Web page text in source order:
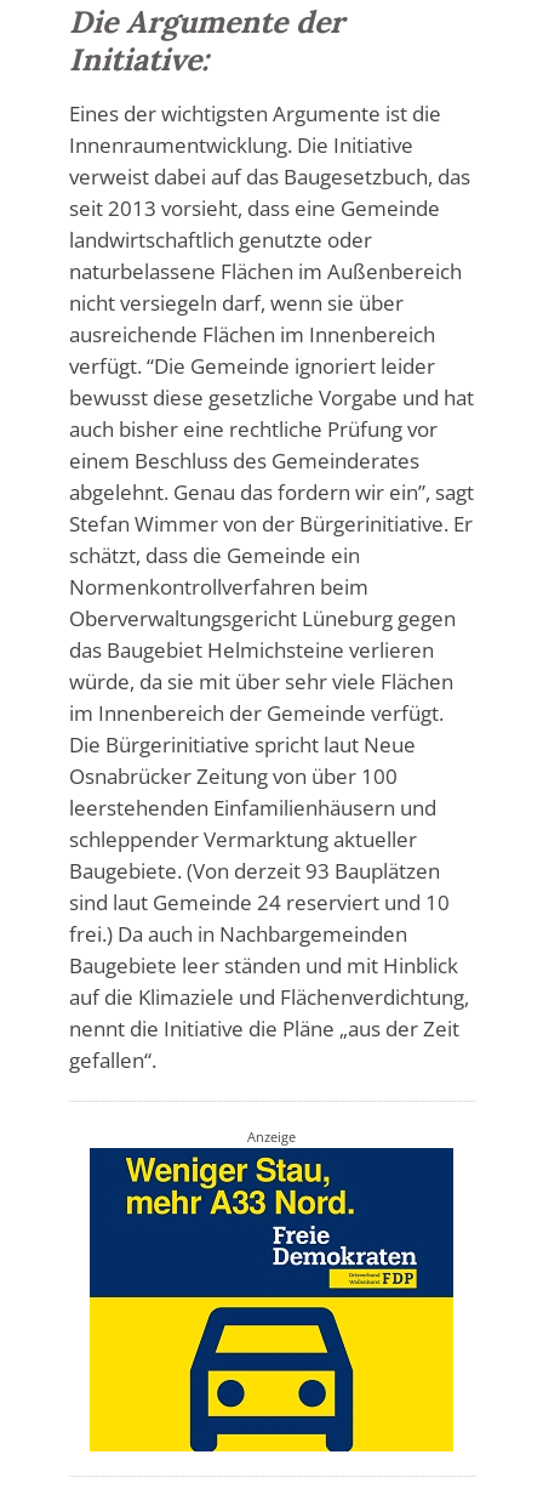
Die Argumente der
Initiative:
Eines der wichtigsten Argumente ist die
Innenraumentwicklung. Die Initiative
verweist dabei auf das Baugesetzbuch, das
seit 2013 vorsieht, dass eine Gemeinde
landwirtschaftlich genutzte oder
naturbelassene Flächen im Außenbereich
nicht versiegeln darf, wenn sie über
ausreichende Flächen im Innenbereich
verfügt. “Die Gemeinde ignoriert leider
bewusst diese gesetzliche Vorgabe und hat
auch bisher eine rechtliche Prüfung vor
einem Beschluss des Gemeinderates
abgelehnt. Genau das fordern wir ein”, sagt
Stefan Wimmer von der Bürgerinitiative. Er
schätzt, dass die Gemeinde ein
Normenkontrollverfahren beim
Oberverwaltungsgericht Lüneburg gegen
das Baugebiet Helmichsteine verlieren
würde, da sie mit über sehr viele Flächen
im Innenbereich der Gemeinde verfügt.
Die Bürgerinitiative spricht laut Neue
Osnabrücker Zeitung von über 100
leerstehenden Einfamilienhäusern und
schleppender Vermarktung aktueller
Baugebiete. (Von derzeit 93 Bauplätzen
sind laut Gemeinde 24 reserviert und 10
frei.) Da auch in Nachbargemeinden
Baugebiete leer ständen und mit Hinblick
auf die Klimaziele und Flächenverdichtung,
nennt die Initiative die Pläne „aus der Zeit
gefallen“.
Anzeige